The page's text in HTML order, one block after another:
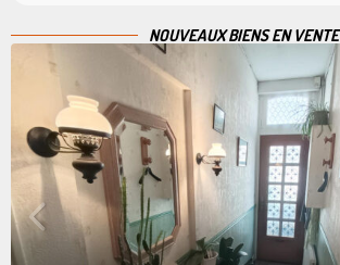
NOUVEAUX BIENS EN VENTE